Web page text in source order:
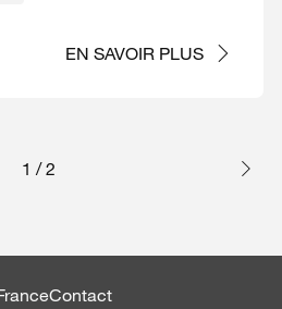
EN SAVOIR PLUS
1 /2
Contact